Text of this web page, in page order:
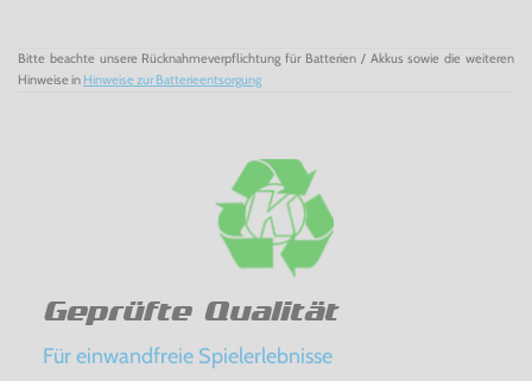
Bitte beachte unsere Rücknahmeverpflichtung für Batterien / Akkus sowie die weiteren
Hinweise in Hinweise zur Batterieentsorgung
Geprüfte Qualität
Für einwandfreie Spielerlebnisse